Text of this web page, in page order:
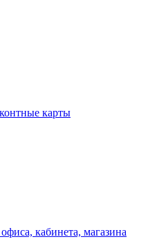
карты
кабинета, магазина